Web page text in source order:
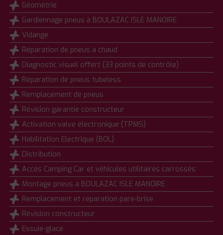
Géométrie
Gardiennage pneus à BOULAZAC ISLE MANOIRE
Vidange
Réparation de pneus à chaud
Diagnostic visuel offert (33 points de contrôle)
Réparation de pneus tubeless
Remplacement de pneus
Révision garantie constructeur
Activation valve électronique (TPMS)
Habilitation Electrique (BOL)
Distribution
Accès Camping Car et véhicules utilitaires carrossés
Montage pneus à BOULAZAC ISLE MANOIRE
Remplacement et réparation pare-brise
Révision constructeur
Essuie-glace